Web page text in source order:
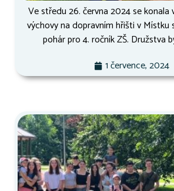
Ve středu 26. června 2024 se konala
výchovy na dopravním hřišti v
pohár pro 4. ročník ZŠ. Družstva
1 července, 2024